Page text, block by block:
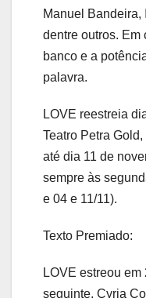
Manuel
dentre outros. Em
banco e a
palavra.
LOVE reestreia
Teatro Petra
até dia 11 de
sempre às
e 04 e 11/11).
Texto Premiado:
LOVE estreou
seguinte, Cyria